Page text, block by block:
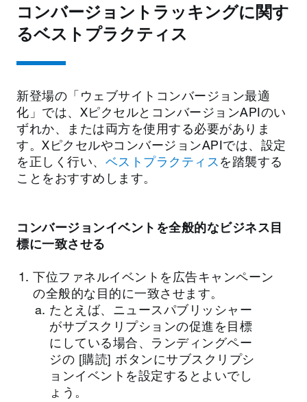
コンバージョントラッキングに関す
るベストプラクティス
新登場の「ウェブサイトコンバージョン最適
化」では、XピクセルとコンバージョンAPIのい
ずれか、または両方を使用する必要がありま
す。XピクセルやコンバージョンAPIでは、設定
を正しく行い、 ベストプラクティス を踏襲する
ことをおすすめします。
コンバージョンイベントを全般的なビジネス目
標に一致させる
下位ファネルイベントを広告キャンペーン
の全般的な目的に一致させます。
たとえば、ニュースパブリッシャー
がサブスクリプションの促進を目標
にしている場合、ランディングペー
ジの [購読] ボタンにサブスクリプシ
ョンイベントを設定するとよいでし
ょう。